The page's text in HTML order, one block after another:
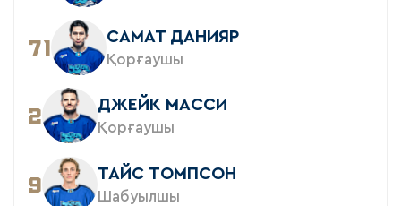
71 САМАТ ДАНИЯР
Қорғаушы
2 ДЖЕЙК МАССИ
Қорғаушы
9 ТАЙС ТОМПСОН
Шабуылшы